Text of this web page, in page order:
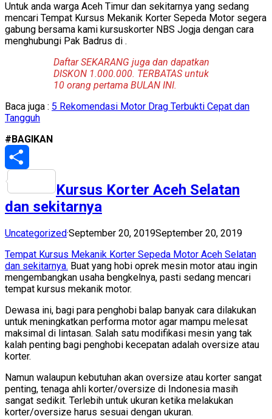
Untuk anda warga Aceh Timur dan sekitarnya yang sedang
mencari Tempat Kursus Mekanik Korter Sepeda Motor segera
gabung bersama kami kursuskorter NBS Jogja dengan cara
menghubungi Pak Badrus di .
Daftar SEKARANG juga dan dapatkan
DISKON 1.000.000. TERBATAS untuk
10 orang pertama BULAN INI.
Baca juga : 5 Rekomendasi Motor Drag Terbukti Cepat dan
Tangguh
#BAGIKAN
Kursus Korter Aceh Selatan
dan sekitarnya
Uncategorized·September 20, 2019September 20, 2019
Tempat Kursus Mekanik Korter Sepeda Motor Aceh Selatan
dan sekitarnya. Buat yang hobi oprek mesin motor atau ingin
mengembangkan usaha bengkelnya, pasti sedang mencari
tempat kursus mekanik motor.
Dewasa ini, bagi para penghobi balap banyak cara dilakukan
untuk meningkatkan performa motor agar mampu melesat
maksimal di lintasan. Salah satu modifikasi mesin yang tak
kalah penting bagi penghobi kecepatan adalah oversize atau
korter.
Namun walaupun kebutuhan akan oversize atau korter sangat
penting, tenaga ahli korter/oversize di Indonesia masih
sangat sedikit. Terlebih untuk ukuran ketika melakukan
korter/oversize harus sesuai dengan ukuran.